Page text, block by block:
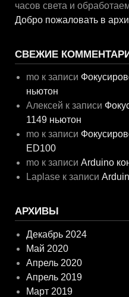
часов света и
Добро пожаловать в
СВЕЖИЕ
mo к записи
ньютон
Алексей к записи
1149 ньютон
mo к записи
ED100
mo к записиArduino
Laplase к записи
АРХИВЫ
Декабрь 2024
Май 2020
Апрель 2020
Апрель 2019
Март 2019